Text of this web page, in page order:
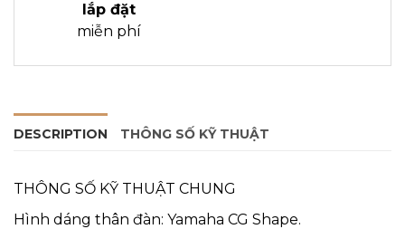
lắp đặt
miễn phí
DESCRIPTION THÔNG SỐ KỸ THUẬT
THÔNG SỐ KỸ THUẬT CHUNG
Hình dáng thân đàn: Yamaha CG Shape.